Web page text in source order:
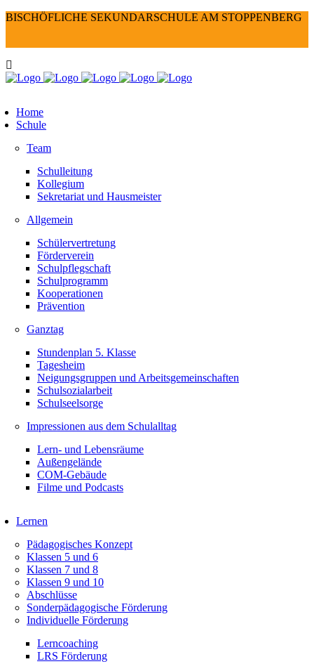
BISCHÖFLICHE SEKUNDARSCHULE AM STOPPENBERG
Home
Schule
Team
Schulleitung
Kollegium
Sekretariat und Hausmeister
Allgemein
Schülervertretung
Förderverein
Schulpflegschaft
Schulprogramm
Kooperationen
Prävention
Ganztag
Stundenplan 5. Klasse
Tagesheim
Neigungsgruppen und Arbeitsgemeinschaften
Schulsozialarbeit
Schulseelsorge
Impressionen aus dem Schulalltag
Lern- und Lebensräume
Außengelände
COM-Gebäude
Filme und Podcasts
Lernen
Pädagogisches Konzept
Klassen 5 und 6
Klassen 7 und 8
Klassen 9 und 10
Abschlüsse
Sonderpädagogische Förderung
Individuelle Förderung
Lerncoaching
LRS Förderung